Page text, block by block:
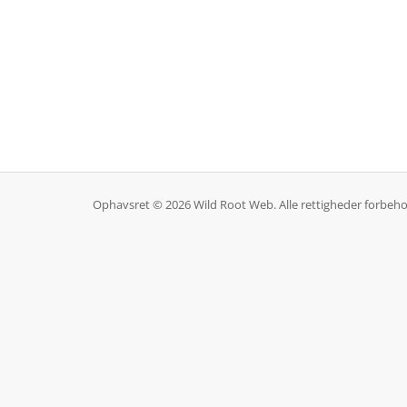
Ophavsret © 2026 Wild Root Web. Alle rettigheder